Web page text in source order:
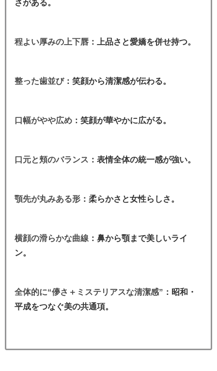
さがある。
程よい厚みの上下唇 ：上品さと愛嬌を併せ持つ。
整った歯並び：笑顔から清潔感が伝わる。
口幅がやや広め ：笑顔が華やかに広がる。
口元と頬のバランス ：表情全体の統一感が強い。
顎先が丸みある形 ：柔らかさと女性らしさ。
横顔の滑らかな曲線 ：鼻から顎まで美しいライ
ン。
全体的に“儚さ＋ミステリアスな清潔感” ：昭和・
平成をつなぐ美の共通項。